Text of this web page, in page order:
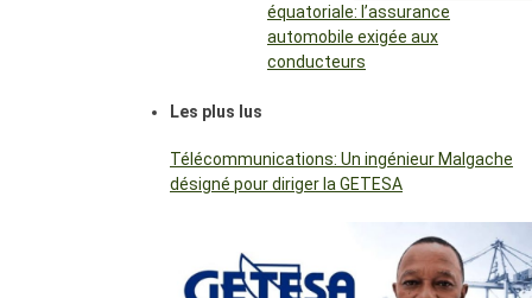
équatoriale: l’assurance
automobile exigée aux
conducteurs
Les plus lus
Télécommunications: Un ingénieur Malgache
désigné pour diriger la GETESA